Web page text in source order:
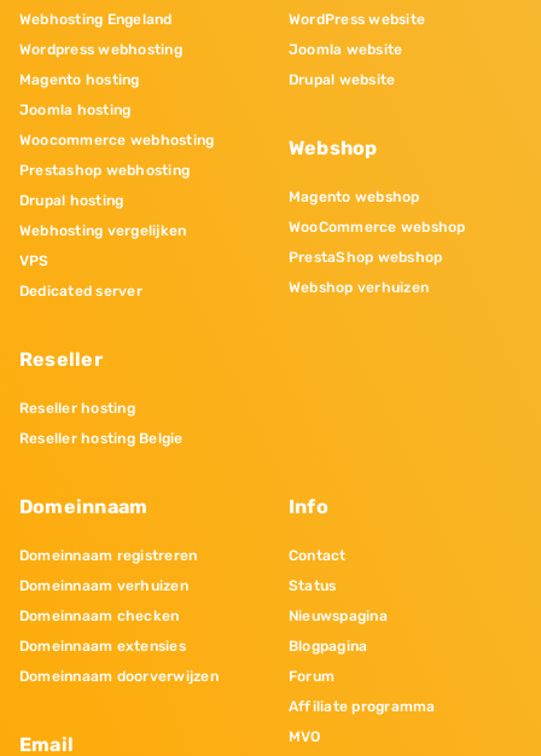
Webhosting Engeland
Wordpress webhosting
Magento hosting
Joomla hosting
Woocommerce webhosting
Prestashop webhosting
Drupal hosting
Webhosting vergelijken
VPS
Dedicated server
Reseller
Reseller hosting
Reseller hosting Belgie
WordPress website
Joomla website
Drupal website
Webshop
Magento webshop
WooCommerce webshop
PrestaShop webshop
Webshop verhuizen
Domeinnaam
Domeinnaam registreren
Domeinnaam verhuizen
Domeinnaam checken
Domeinnaam extensies
Domeinnaam doorverwijzen
Email
Info
Contact
Status
Nieuwspagina
Blogpagina
Forum
Affiliate programma
MVO